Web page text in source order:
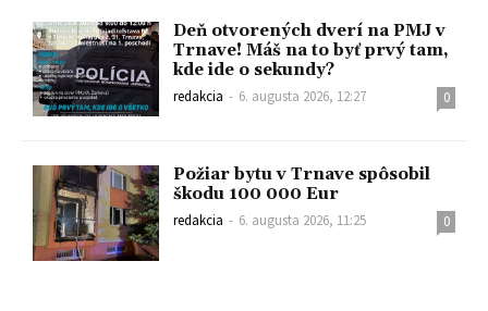
Deň otvorených dverí na PMJ v
Trnave! Máš na to byť prvý tam,
kde ide o sekundy?
redakcia - 6. augusta 2026, 12:27 0
Požiar bytu v Trnave spôsobil
škodu 100 000 Eur
redakcia - 6. augusta 2026, 11:25 0